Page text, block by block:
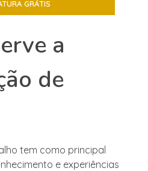
a
de
tem como principal
e experiências